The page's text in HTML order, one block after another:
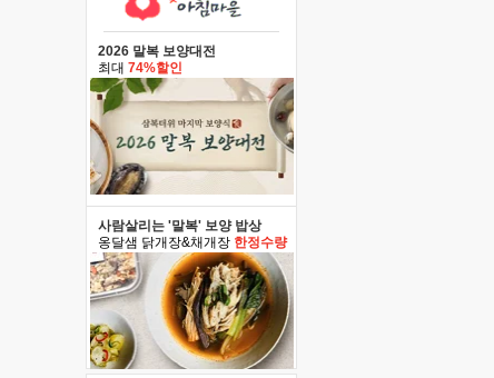
2026 말복 보양대전
최대 74%할인
사람살리는 '말복' 보양 밥상
옹달샘 닭개장&채개장 한정수량